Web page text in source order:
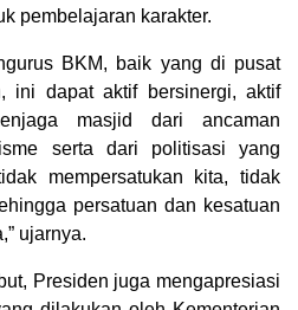
pembelajaran karakter.
BKM, baik yang di pusat
ini dapat aktif bersinergi, aktif
masjid dari ancaman
serta dari politisasi yang
mempersatukan kita, tidak
persatuan dan kesatuan
ujarnya.
Presiden juga mengapresiasi